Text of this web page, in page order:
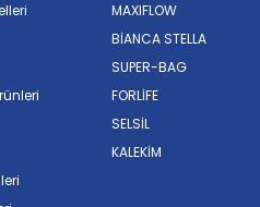
MAXIFLOW
BİANCA STELLA
SUPER-BAG
FORLİFE
SELSİL
KALEKİM